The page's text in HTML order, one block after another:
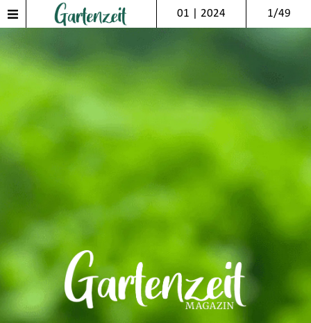
01 | 2024 1/49